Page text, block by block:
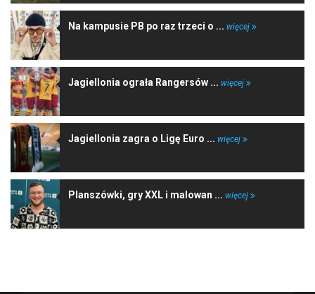
Na kampusie PB po raz trzeci o ... więcej
Jagiellonia ograła Rangersów ... więcej
Jagiellonia zagra o Ligę Euro ... więcej
Planszówki, gry XXL i malowan ... więcej